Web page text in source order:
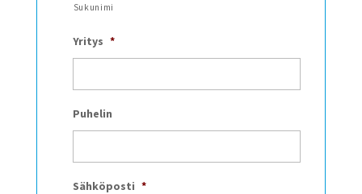
Sukunimi
Yritys *
Puhelin
Sähköposti *